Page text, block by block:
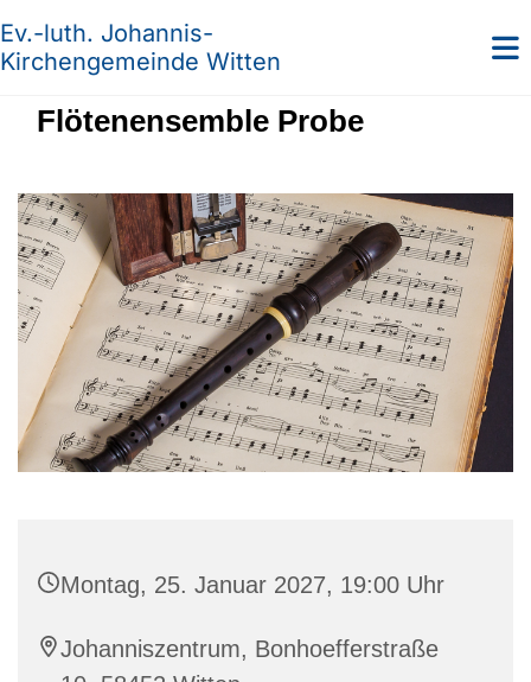
Ev.-luth. Johannis-
Kirchengemeinde Witten
Flötenensemble Probe
Montag, 25. Januar 2027, 19:00 Uhr
Johanniszentrum, Bonhoefferstraße